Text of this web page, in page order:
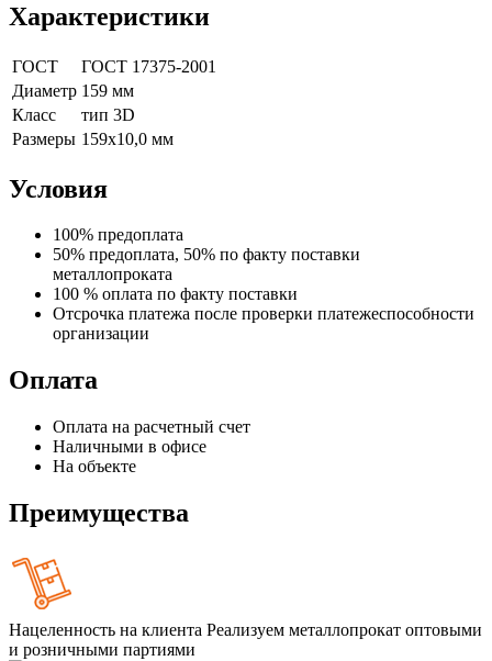
Характеристики
ГОСТ
ГОСТ 17375-2001
Диаметр 159 мм
Класс
тип 3D
Размеры 159х10,0 мм
Условия
100% предоплата
50% предоплата, 50% по факту поставки
металлопроката
100 % оплата по факту поставки
Отсрочка платежа после проверки платежеспособности
организации
Оплата
Оплата на расчетный счет
Наличными в офисе
На объекте
Преимущества
Нацеленность на клиента Реализуем металлопрокат оптовыми
и розничными партиями